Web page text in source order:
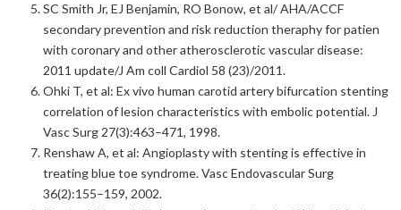
SC Smith Jr, EJ Benjamin, RO Bonow, et al/ AHA/ACCF
secondary prevention and risk reduction theraphy for patien
with coronary and other atherosclerotic vascular disease:
2011 update/J Am coll Cardiol 58 (23)/2011.
Ohki T, et al: Ex vivo human carotid artery bifurcation stenting
correlation of lesion characteristics with embolic potential. J
Vasc Surg 27(3):463–471, 1998.
Renshaw A, et al: Angioplasty with stenting is effective in
treating blue toe syndrome. Vasc Endovascular Surg
36(2):155–159, 2002.